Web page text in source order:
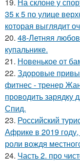
35 к 5 по улице
которая выглядит
20. 48-Летняя
купальнике.
21. Новенькое от
22. Здоровые
фитнес - тренер
проводить зарядку
Спид.
23. Российский
Африке в 2019
роли вождя
24. Часть 2. про